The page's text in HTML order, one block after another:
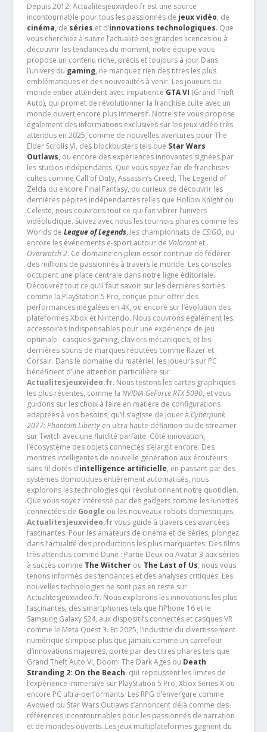
Depuis 2012, Actualitesjeuxvideo.fr est une source
incontournable pour tous les passionnés de jeux vidéo, de
cinéma,de séries et d’innovations technologiques. Que
vous cherchiez à suivre l’actualité des grandes licences ou à
découvrir les tendances du moment, notre équipe vous
propose un contenu riche, précis et toujours à jour.Dans
l’univers du gaming, ne manquez rien des titres les plus
emblématiques et des nouveautés à venir. Les joueurs du
monde entier attendent avec impatience GTA VI (Grand Theft
Auto), qui promet de révolutionner la franchise culte avec un
monde ouvert encore plus immersif. Notre site vous propose
également des informations exclusives sur les jeux vidéo très
attendus en 2025, comme de nouvelles aventures pour The
Elder Scrolls VI, des blockbusters tels que Star Wars
Outlaws, ou encore des expériences innovantes signées par
les studios indépendants. Que vous soyez fan de franchises
cultes comme Call of Duty, Assassin’s Creed, The Legend of
Zelda ou encore Final Fantasy, ou curieux de découvrir les
dernières pépites indépendantes telles que Hollow Knight ou
Celeste, nous couvrons tout ce qui fait vibrer l’univers
vidéoludique. Suivez avec nous les tournois phares comme les
Worlds de League of Legends, les championnats de CS:GO, ou
encore les événements e-sport autour de Valorantet
Overwatch 2. Ce domaine en plein essor continue de fédérer
des millions de passionnés à travers le monde. Les consoles
occupent une place centrale dans notre ligne éditoriale.
Découvrez tout ce qu’il faut savoir sur les dernières sorties
comme la PlayStation 5 Pro, conçue pour offrir des
performances inégalées en 4K, ou encore sur l’évolution des
plateformes Xbox et Nintendo. Nous couvrons également les
accessoires indispensables pour une expérience de jeu
optimale : casques gaming, claviers mécaniques, et les
dernières souris de marques réputées comme Razer et
Corsair. Dans le domaine du matériel, les joueurs sur PC
bénéficient d’une attention particulière sur
Actualitesjeuxvideo.fr. Nous testons les cartes graphiques
les plus récentes, comme la NVIDIA GeForce RTX 5090, et vous
guidons sur les choix à faire en matière de configurations
adaptées à vos besoins, qu’il s’agisse de jouer à Cyberpunk
2077: Phantom Libertyen ultra haute définition ou de streamer
sur Twitch avec une fluidité parfaite. Côté innovation,
l’écosystème des objets connectés s’élargit encore. Des
montres intelligentes de nouvelle génération aux écouteurs
sans fil dotés d’intelligence artificielle, en passant par des
systèmes domotiques entièrement automatisés, nous
explorons les technologies qui révolutionnent notre quotidien.
Que vous soyez intéressé par des gadgets comme les lunettes
connectées de Google ou les nouveaux robots domestiques,
Actualitesjeuxvideo.frvous guide à travers ces avancées
fascinantes. Pour les amateurs de cinéma et de séries, plongez
dans l’actualité des productions les plus marquantes. Des films
très attendus comme Dune : Partie Deux ou Avatar 3 aux séries
à succès comme The Witcherou The Last of Us, nous vous
tenons informés des tendances et des analyses critiques .Les
nouvelles technologies ne sont pas en reste sur
Actualitesjeuxvideo.fr. Nous explorons les innovations les plus
fascinantes, des smartphones tels que l’iPhone 16 et le
Samsung Galaxy S24, aux dispositifs connectés et casques VR
comme le Meta Quest 3. En 2025, l’industrie du divertissement
numérique s’impose plus que jamais comme un carrefour
d’innovations majeures, porté par des titres phares tels que
Grand Theft Auto VI, Doom: The Dark Ages ou Death
Stranding 2: On the Beach, qui repoussent les limites de
l’expérience immersive sur PlayStation 5 Pro, Xbox Series X ou
encore PC ultra-performants. Les RPG d’envergure comme
Avowed ou Star Wars Outlaws s’annoncent déjà comme des
références incontournables pour les passionnés de narration
et de mondes ouverts. Les jeux multiplateformes gagnent du